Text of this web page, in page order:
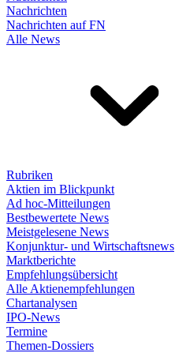
Nachrichten
Nachrichten auf FN
Alle News
Rubriken
Aktien im Blickpunkt
Ad hoc-Mitteilungen
Bestbewertete News
Meistgelesene News
Konjunktur- und Wirtschaftsnews
Marktberichte
Empfehlungsübersicht
Alle Aktienempfehlungen
Chartanalysen
IPO-News
Termine
Themen-Dossiers